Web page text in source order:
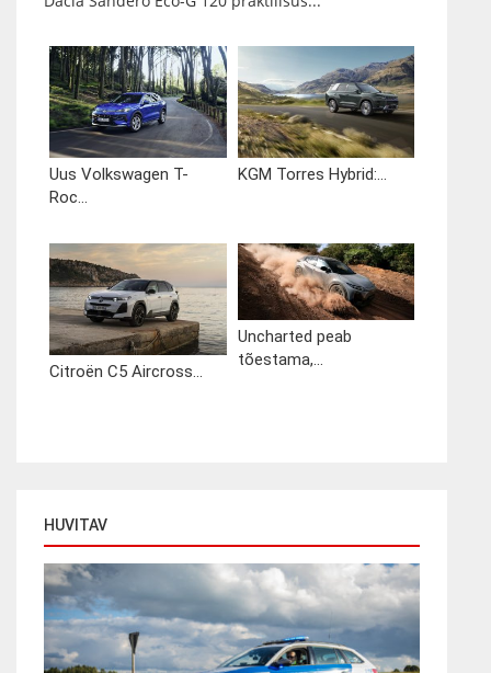
Uus Volkswagen T-
Roc...
KGM Torres Hybrid:...
Citroën C5 Aircross...
Uncharted peab
tõestama,...
HUVITAV